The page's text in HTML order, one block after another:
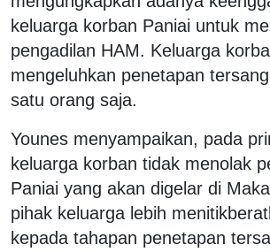
keluarga korban Paniai untuk
pengadilan HAM. Keluarga
mengeluhkan penetapan
satu orang saja.
Younes menyampaikan, pada
keluarga korban tidak menolak
Paniai yang akan digelar di
pihak keluarga lebih
kepada tahapan penetapan